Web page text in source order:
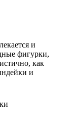
и
фигурки,
как
и